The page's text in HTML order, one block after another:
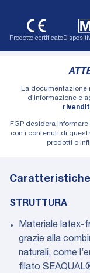
Prodotto certificato
La documentazione
d'informazione e
FGP desidera
con i contenuti di
prodotti o
Caratteristiche
STRUTTURA
Materiale latex-
grazie alla
naturali, come
filato